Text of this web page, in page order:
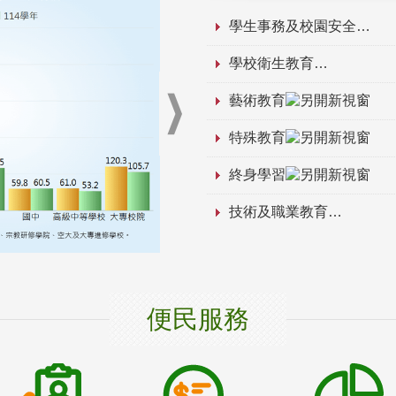
學生事務及校園安全
學校衛生教育
藝術教育
特殊教育
終身學習
技術及職業教育
便民服務